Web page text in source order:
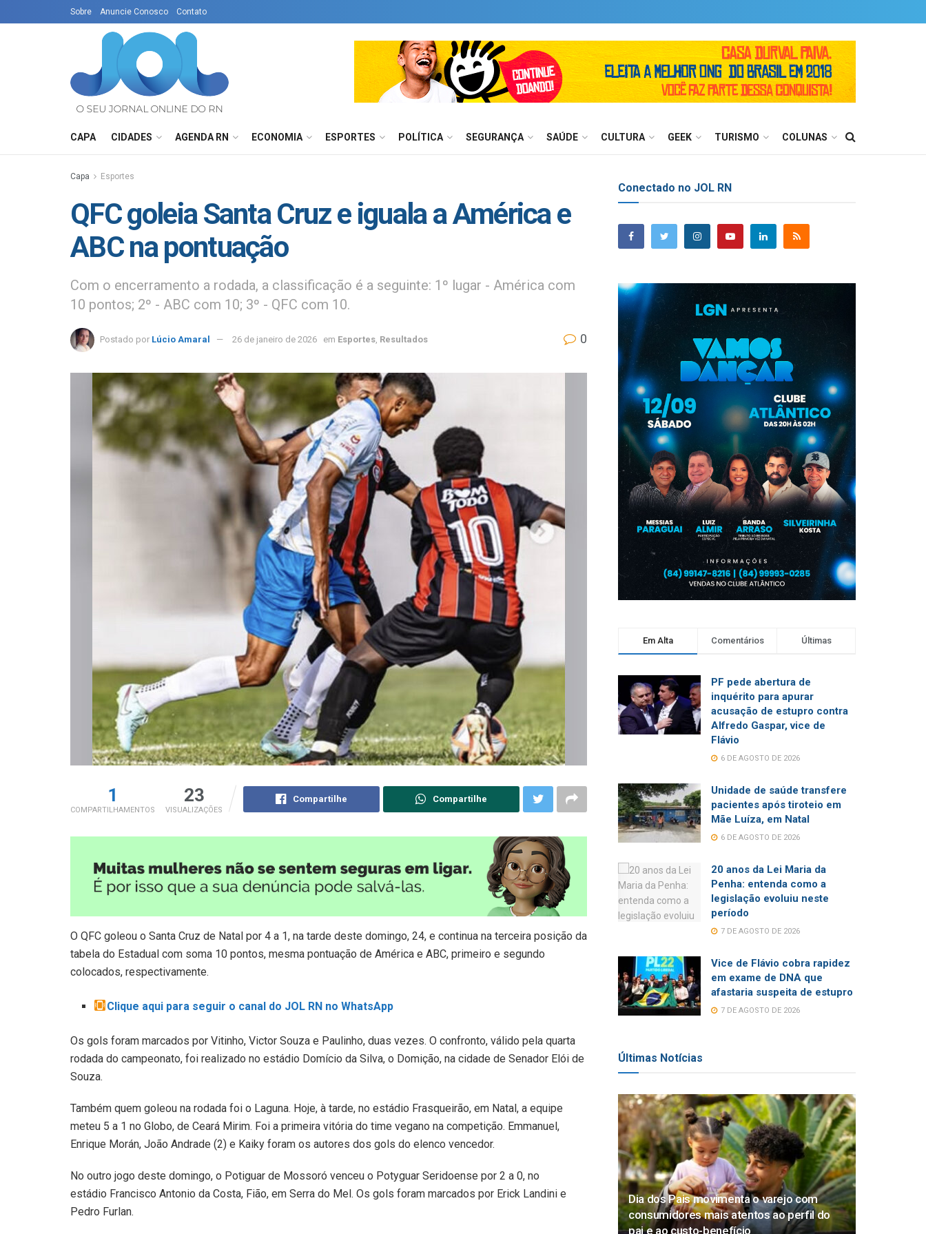
Sobre Anuncie Conosco Contato
CAPA CIDADES AGENDA RN ECONOMIA ESPORTES POLÍTICA SEGURANÇA SAÚDE CULTURA GEEK TURISMO COLUNAS
Capa Esportes
QFC goleia Santa Cruz e iguala a América e
ABC na pontuação
Com o encerramento a rodada, a classificação é a seguinte: 1º lugar - América com
10 pontos; 2º - ABC com 10; 3º - QFC com 10.
Postado por Lúcio Amaral 26 de janeiro de 2026 em Esportes Resultados 0
1
COMPARTILHAMENTOS
23
VISUALIZAÇÕES
Compartilhe Compartilhe
O QFC goleou o Santa Cruz de Natal por 4 a 1, na tarde deste domingo, 24, e continua na terceira posição da
tabela do Estadual com soma 10 pontos, mesma pontuação de América e ABC, primeiro e segundo
colocados, respectivamente.
Clique aqui para seguir o canal do JOL RN no WhatsApp
Os gols foram marcados por Vitinho, Victor Souza e Paulinho, duas vezes. O confronto, válido pela quarta
rodada do campeonato, foi realizado no estádio Domício da Silva, o Domição, na cidade de Senador Elói de
Souza.
Também quem goleou na rodada foi o Laguna. Hoje, à tarde, no estádio Frasqueirão, em Natal, a equipe
meteu 5 a 1 no Globo, de Ceará Mirim. Foi a primeira vitória do time vegano na competição. Emmanuel,
Enrique Morán, João Andrade (2) e Kaiky foram os autores dos gols do elenco vencedor.
No outro jogo deste domingo, o Potiguar de Mossoró venceu o Potyguar Seridoense por 2 a 0, no
estádio Francisco Antonio da Costa, Fião, em Serra do Mel. Os gols foram marcados por Erick Landini e
Pedro Furlan.
Conectado no JOL RN
Em Alta Comentários Últimas
PF pede abertura de
inquérito para apurar
acusação de estupro contra
Alfredo Gaspar, vice de
Flávio
6 DE AGOSTO DE 2026
Unidade de saúde transfere
pacientes após tiroteio em
Mãe Luíza, em Natal
6 DE AGOSTO DE 2026
20 anos da Lei Maria da
Penha: entenda como a
legislação evoluiu neste
período
7 DE AGOSTO DE 2026
Vice de Flávio cobra rapidez
em exame de DNA que
afastaria suspeita de estupro
7 DE AGOSTO DE 2026
Últimas Notícias
Dia dos Pais movimenta o varejo com
consumidores mais atentos ao perfil do
pai e ao custo-benefício